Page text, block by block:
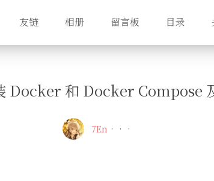
友链 相册 留言板 目录
Docker 和 Docker Compose
7En